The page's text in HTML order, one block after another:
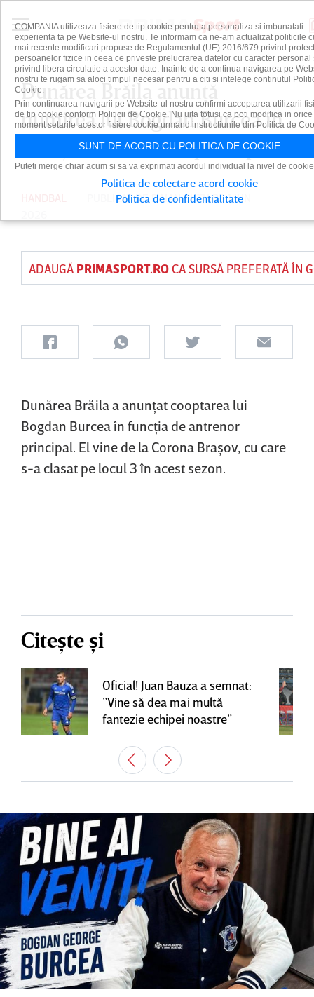
Dunărea Brăila anunţă
numirea lui Bogdan Burcea în
funcţia de antrenor principal
PUBLICAT DE DAIAN CUTUPE 1 IUN
ADAUGĂ PRIMASPORT.ROCA SURSĂ PREFERATĂ ÎN
Dunărea Brăila a anunţat cooptarea lui
Bogdan Burcea în funcţia de antrenor
principal. El vine de la Corona Braşov, cu care
s-a clasat pe locul 3 în acest sezon.
Citește și
Oficial! Juan Bauza a semnat:
”Vine să dea mai multă
fantezie echipei noastre”
COMPANIA utilizeaza fisiere de tip cookie pentru a personaliza si imbunatati
experienta ta pe Website-ul nostru. Te informam ca ne-am actualizat politicile
mai recente modificari propuse de Regulamentul (UE) 2016/679 privind
persoanelor fizice in ceea ce priveste prelucrarea datelor cu caracter personal
privind libera circulatie a acestor date. Inainte de a continua navigarea pe
nostru te rugam sa aloci timpul necesar pentru a citi si intelege continutul
Cookie.
Prin continuarea navigarii pe Website-ul nostru confirmi acceptarea utilizarii
de tip cookie conform Politicii de Cookie. Nu uita totusi ca poti modifica in orice
moment setarile acestor fisiere cookie urmand instructiunile din Politica de
SUNT DE ACORD CU POLITICA DE COOKIE
Puteti merge chiar acum si sa va exprimati acordul individual la nivel de
Politica de colectare acord cookie
Politica de confidentialitate